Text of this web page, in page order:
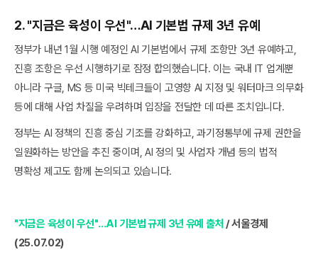
2. "지금은 육성이 우선"…AI 기본법 규제 3년 유예
정부가 내년 1월 시행 예정인 AI 기본법에서 규제 조항만 3년 유예하고,
진흥 조항은 우선 시행하기로 잠정 합의했습니다. 이는 국내 IT 업계뿐
아니라 구글, MS 등 미국 빅테크들이 고영향 AI 지정 및 워터마크 의무화
등에 대해 사업 차질을 우려하며 입장을 전달한 데 따른 조치입니다.
정부는 AI 정책의 진흥 중심 기조를 강화하고, 과기정통부에 규제 권한을
일원화하는 방안을 추진 중이며, AI 정의 및 사업자 개념 등의 법적
명확성 제고도 함께 논의되고 있습니다.
"지금은 육성이 우선"…AI 기본법 규제 3년 유예 출처 / 서울경제
(25.07.02)